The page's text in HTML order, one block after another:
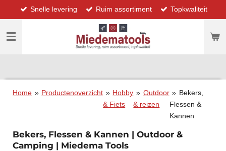
direct
naar
hoofdinhoud
Snelle levering Ruim assortiment Topkwaliteit
Home » Productenoverzicht » Hobby
& Fiets
» Outdoor
& reizen
» Bekers,
Flessen &
Kannen
Bekers, Flessen & Kannen | Outdoor &
Camping | Miedema Tools